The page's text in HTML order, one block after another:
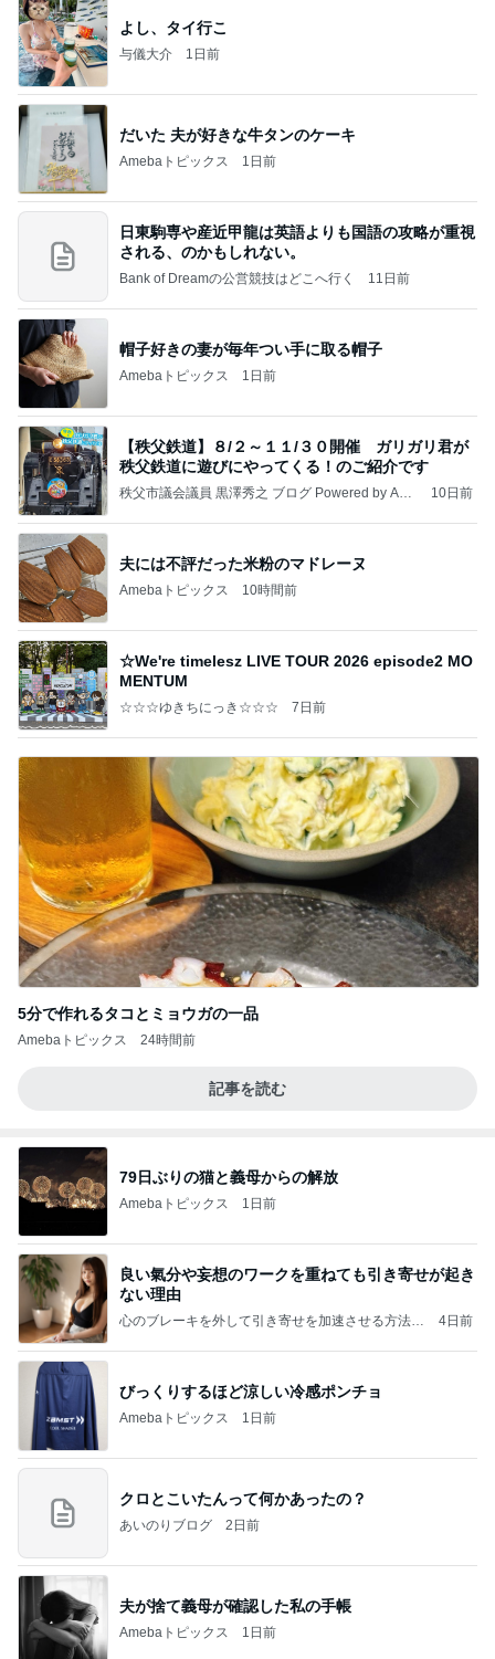
よし、タイ行こ
与儀大介 1日前
だいた 夫が好きな牛タンのケーキ
Amebaトピックス 1日前
日東駒専や産近甲龍は英語よりも国語の攻略が重視
される、のかもしれない。
Bank of Dreamの公営競技はどこへ行く 11日前
帽子好きの妻が毎年つい手に取る帽子
Amebaトピックス 1日前
【秩父鉄道】８/２～１１/３０開催 ガリガリ君が
秩父鉄道に遊びにやってくる！のご紹介です
秩父市議会議員 黒澤秀之 ブログ Powered by Ame
10日前
夫には不評だった米粉のマドレーヌ
Amebaトピックス 10時間前
☆We're timelesz LIVE TOUR 2026 episode2 MO
MENTUM
☆☆☆ゆきちにっき☆☆☆ 7日前
5分で作れるタコとミョウガの一品
Amebaトピックス 24時間前
記事を読む
79日ぶりの猫と義母からの解放
Amebaトピックス 1日前
良い氣分や妄想のワークを重ねても引き寄せが起き
ない理由
心のブレーキを外して引き寄せを加速させる方法：
4日前
びっくりするほど涼しい冷感ポンチョ
Amebaトピックス 1日前
クロとこいたんって何かあったの？
あいのりブログ 2日前
夫が捨て義母が確認した私の手帳
Amebaトピックス 1日前